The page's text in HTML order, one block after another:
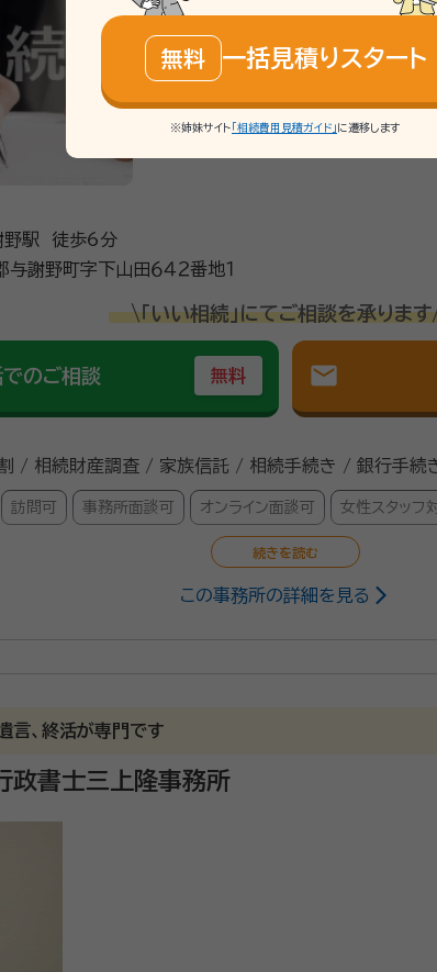
売買や相続についてもご相談に乗っていただけました。また、
す
相続手続きに関するご相談全般をお受けしております。 相続
だきます。
野駅 徒歩6分
謝野町字下山田６４２番地１
\「いい相続」にてご相談を承りま
のご相談 無料 mail
/ 相続財産調査 / 家族信託 / 相続手続き / 銀行手続
訪問可 事務所面談可 オンライン面談可 女性スタッフ
この事務所の詳細を見る
言、終活が専門です
政書士三上隆事務所
無料 一括見積りスタート
※姉妹サイト 「相続費用見積ガイド」 に遷移します